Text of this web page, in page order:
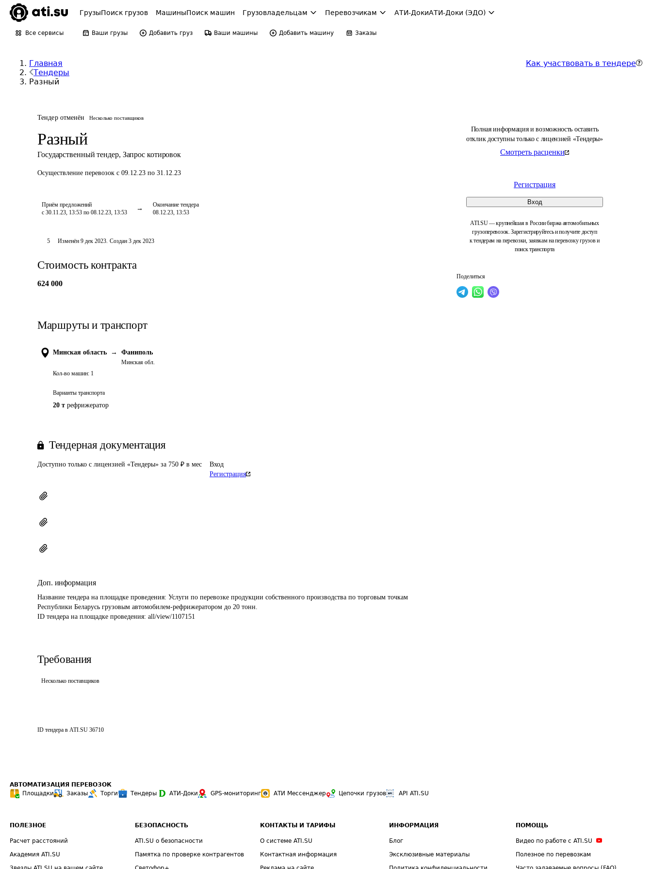
ГрузыПоиск грузов МашиныПоиск машин Грузовладельцам Перевозчикам АТИ-ДокиАТИ-Доки (ЭДО)
Все сервисы Ваши грузы Добавить груз Ваши машины Добавить машину Заказы
Главная
Тендеры
Разный
Как участвовать в тендере
Тендер отменён Несколько поставщиков
Разный
Государственный тендер, Запрос котировок
Осуществление перевозок с 09.12.23 по 31.12.23
Приём предложений
с 30.11.23, 13:53 по 08.12.23, 13:53
Окончание тендера
08.12.23, 13:53
Полная информация и возможность оставить
отклик доступны только с лицензией «Тендеры»
Смотреть расценки
Регистрация
Вход
ATI.SU — крупнейшая в России биржа автомобильных
грузоперевозок. Зарегистрируйтесь и получите доступ
к тендерам на перевозки, заявкам на перевозку грузов и
поиск транспорта
Поделиться
5 Изменён 9 дек 2023. Создан 3 дек 2023
Стоимость контракта
624 000
Маршруты и транспорт
Минская область → Фаниполь
Минская обл.
Кол-во машин: 1
Варианты транспорта
20 т рефрижератор
Тендерная документация
Доступно только с лицензией «Тендеры» за 750 ₽ в мес
Вход
Регистрация
Доп. информация
Название тендера на площадке проведения: Услуги по перевозке продукции собственного производства по торговым точкам
Республики Беларусь грузовым автомобилем-рефрижератором до 20 тонн.
ID тендера на площадке проведения: all/view/1107151
Требования
Несколько поставщиков
ID тендера в ATI.SU 36710
АВТОМАТИЗАЦИЯ ПЕРЕВОЗОК
Площадки
Заказы Торги Тендеры АТИ-Доки GPS-мониторинг АТИ Мессенджер Цепочки грузов API ATI.SU
ПОЛЕЗНОЕ
Расчет расстояний
Академия ATI.SU
БЕЗОПАСНОСТЬ
ATI.SU о безопасности
Памятка по проверке контрагентов
КОНТАКТЫ И ТАРИФЫ
О системе ATI.SU
Контактная информация
ИНФОРМАЦИЯ
Блог
Эксклюзивные материалы
ПОМОЩЬ
Видео по работе с ATI.SU
Полезное по перевозкам